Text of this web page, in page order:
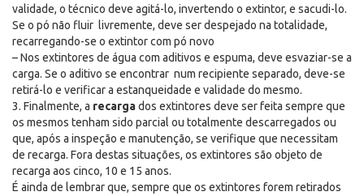
validade, o técnico deve agitá-lo, invertendo o extintor, e sacudi-lo.
Se o pó não fluir livremente, deve ser despejado na totalidade,
recarregando-se o extintor com pó novo
– Nos extintores de água com aditivos e espuma, deve esvaziar-se a
carga. Se o aditivo se encontrar num recipiente separado, deve-se
retirá-lo e verificar a estanqueidade e validade do mesmo.
3. Finalmente, a recargados extintores deve ser feita sempre que
os mesmos tenham sido parcial ou totalmente descarregados ou
que, após a inspeção e manutenção, se verifique que necessitam
de recarga. Fora destas situações, os extintores são objeto de
recarga aos cinco, 10 e 15 anos.
É ainda de lembrar que, sempre que os extintores forem retirados